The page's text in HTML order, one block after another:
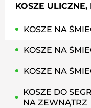
KOSZE ULICZNE,
KOSZE NA
KOSZE NA
KOSZE NA
KOSZE DO
NA ZEWNĄTRZ